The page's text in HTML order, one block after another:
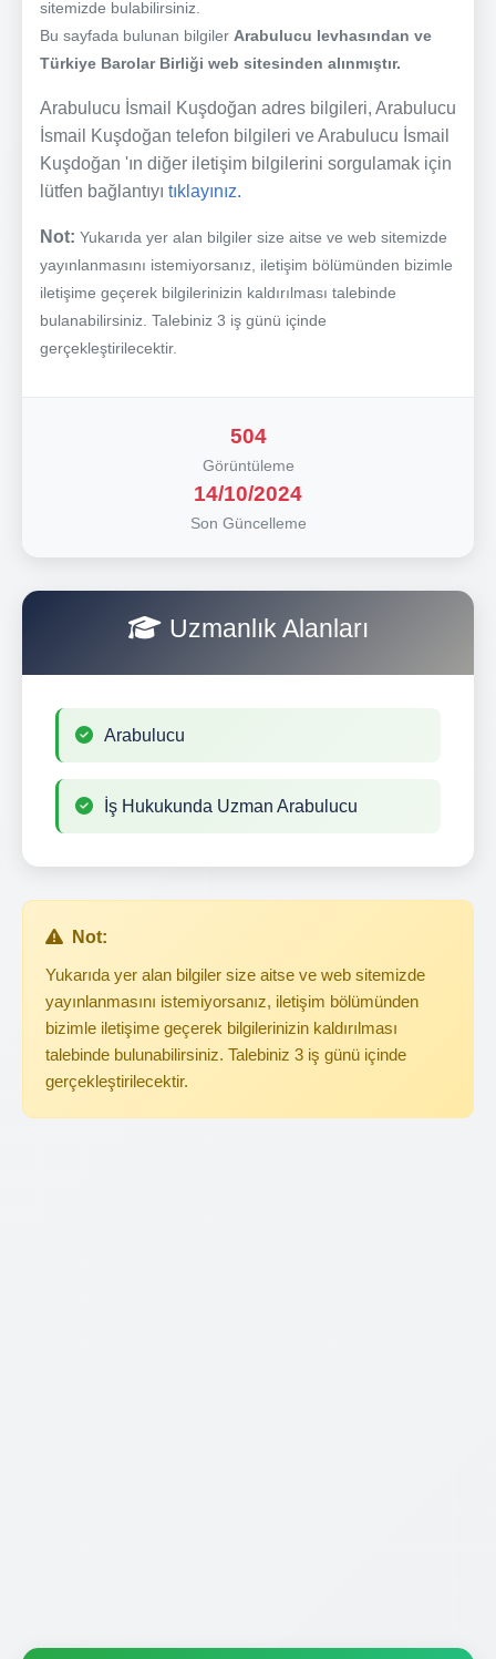
sitemizde bulabilirsiniz.
Bu sayfada bulunan bilgiler Arabulucu levhasından ve
Türkiye Barolar Birliği web sitesinden alınmıştır.
Arabulucu İsmail Kuşdoğan adres bilgileri, Arabulucu
İsmail Kuşdoğan telefon bilgileri ve Arabulucu İsmail
Kuşdoğan 'ın diğer iletişim bilgilerini sorgulamak için
lütfen bağlantıyı tıklayınız.
Not: Yukarıda yer alan bilgiler size aitse ve web sitemizde
yayınlanmasını istemiyorsanız, iletişim bölümünden bizimle
iletişime geçerek bilgilerinizin kaldırılması talebinde
bulanabilirsiniz. Talebiniz 3 iş günü içinde
gerçekleştirilecektir.
504
Görüntüleme
14/10/2024
Son Güncelleme
Uzmanlık Alanları
Arabulucu
İş Hukukunda Uzman Arabulucu
Not:
Yukarıda yer alan bilgiler size aitse ve web sitemizde
yayınlanmasını istemiyorsanız, iletişim bölümünden
bizimle iletişime geçerek bilgilerinizin kaldırılması
talebinde bulunabilirsiniz. Talebiniz 3 iş günü içinde
gerçekleştirilecektir.